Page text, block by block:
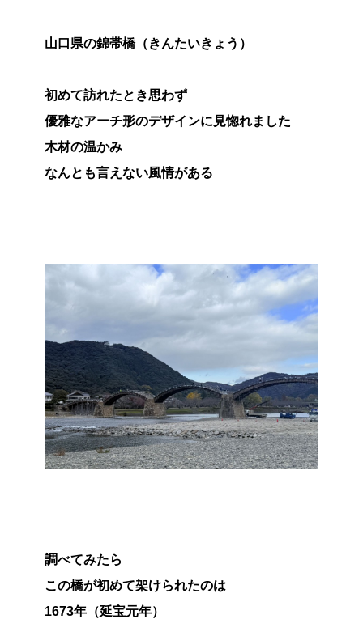
山口県の錦帯橋（きんたいきょう）
初めて訪れたとき思わず
優雅なアーチ形のデザインに見惚れました
木材の温かみ
なんとも言えない風情がある
調べてみたら
この橋が初めて架けられたのは
1673年（延宝元年）